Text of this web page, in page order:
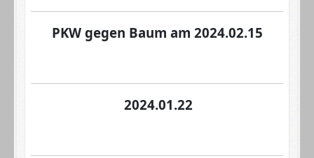
PKW gegen Baum am 2024.02.15
2024.01.22